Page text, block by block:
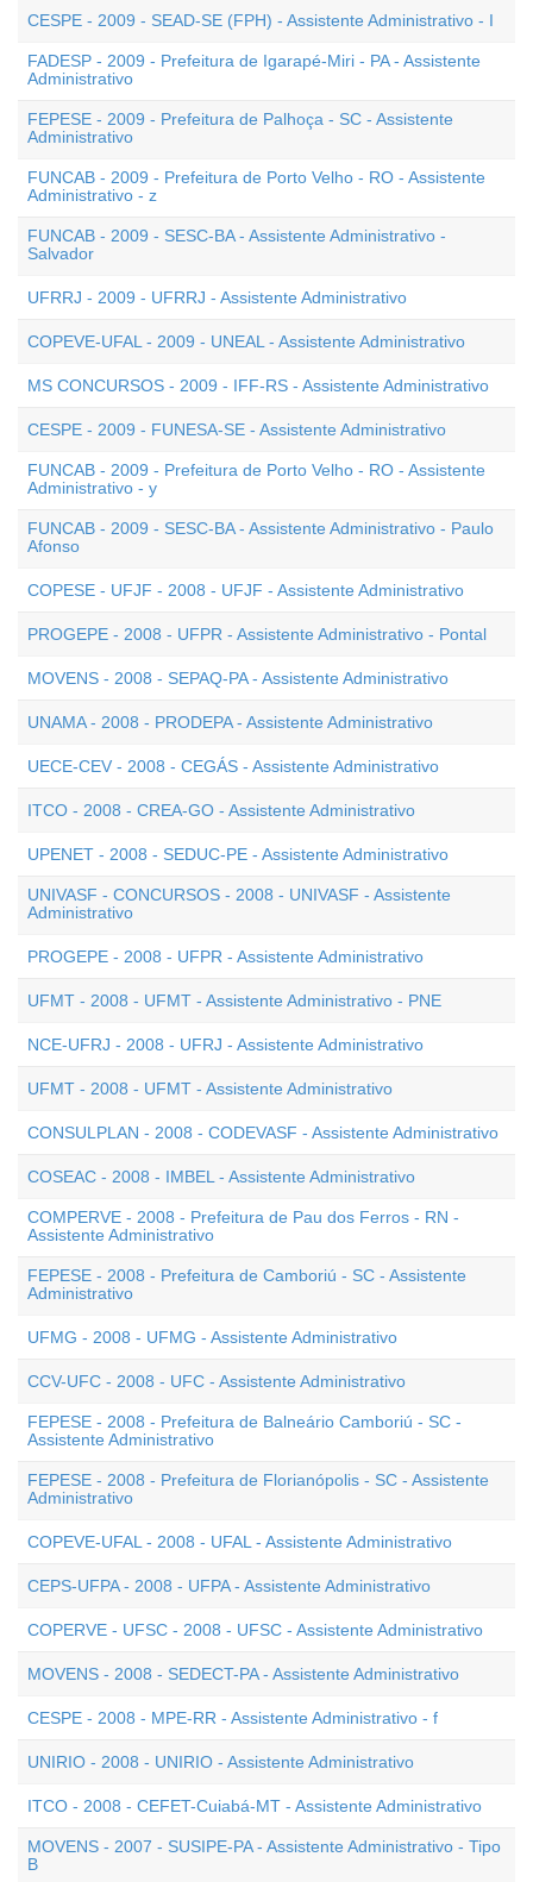
CESPE - 2009 - SEAD-SE (FPH) - Assistente Administrativo - I
FADESP - 2009 - Prefeitura de Igarapé-Miri - PA - Assistente
Administrativo
FEPESE - 2009 - Prefeitura de Palhoça - SC - Assistente
Administrativo
FUNCAB - 2009 - Prefeitura de Porto Velho - RO - Assistente
Administrativo - z
FUNCAB - 2009 - SESC-BA - Assistente Administrativo -
Salvador
UFRRJ - 2009 - UFRRJ - Assistente Administrativo
COPEVE-UFAL - 2009 - UNEAL - Assistente Administrativo
MS CONCURSOS - 2009 - IFF-RS - Assistente Administrativo
CESPE - 2009 - FUNESA-SE - Assistente Administrativo
FUNCAB - 2009 - Prefeitura de Porto Velho - RO - Assistente
Administrativo - y
FUNCAB - 2009 - SESC-BA - Assistente Administrativo - Paulo
Afonso
COPESE - UFJF - 2008 - UFJF - Assistente Administrativo
PROGEPE - 2008 - UFPR - Assistente Administrativo - Pontal
MOVENS - 2008 - SEPAQ-PA - Assistente Administrativo
UNAMA - 2008 - PRODEPA - Assistente Administrativo
UECE-CEV - 2008 - CEGÁS - Assistente Administrativo
ITCO - 2008 - CREA-GO - Assistente Administrativo
UPENET - 2008 - SEDUC-PE - Assistente Administrativo
UNIVASF - CONCURSOS - 2008 - UNIVASF - Assistente
Administrativo
PROGEPE - 2008 - UFPR - Assistente Administrativo
UFMT - 2008 - UFMT - Assistente Administrativo - PNE
NCE-UFRJ - 2008 - UFRJ - Assistente Administrativo
UFMT - 2008 - UFMT - Assistente Administrativo
CONSULPLAN - 2008 - CODEVASF - Assistente Administrativo
COSEAC - 2008 - IMBEL - Assistente Administrativo
COMPERVE - 2008 - Prefeitura de Pau dos Ferros - RN -
Assistente Administrativo
FEPESE - 2008 - Prefeitura de Camboriú - SC - Assistente
Administrativo
UFMG - 2008 - UFMG - Assistente Administrativo
CCV-UFC - 2008 - UFC - Assistente Administrativo
FEPESE - 2008 - Prefeitura de Balneário Camboriú - SC -
Assistente Administrativo
FEPESE - 2008 - Prefeitura de Florianópolis - SC - Assistente
Administrativo
COPEVE-UFAL - 2008 - UFAL - Assistente Administrativo
CEPS-UFPA - 2008 - UFPA - Assistente Administrativo
COPERVE - UFSC - 2008 - UFSC - Assistente Administrativo
MOVENS - 2008 - SEDECT-PA - Assistente Administrativo
CESPE - 2008 - MPE-RR - Assistente Administrativo - f
UNIRIO - 2008 - UNIRIO - Assistente Administrativo
ITCO - 2008 - CEFET-Cuiabá-MT - Assistente Administrativo
MOVENS - 2007 - SUSIPE-PA - Assistente Administrativo - Tipo
B